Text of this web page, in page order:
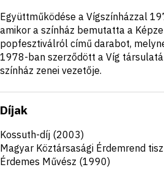
Együttműködése a Vígszínházzal
amikor a színház bemutatta a
popfesztiválról című darabot,
1978-ban szerződött a Víg
színház zenei vezetője.
Díjak
Kossuth-díj (2003)
Magyar Köztársasági Érdemrend
Érdemes Művész (1990)